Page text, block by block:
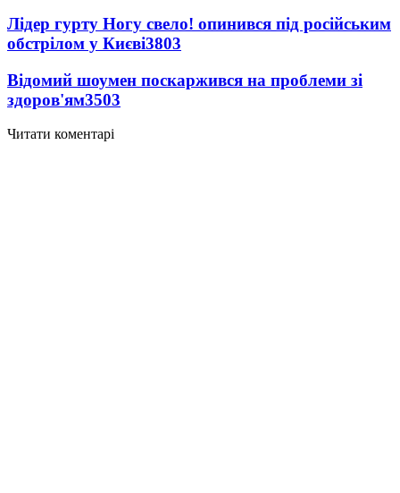
Лідер гурту Ногу свело! опинився під російським
обстрілом у Києві3803
Відомий шоумен поскаржився на проблеми зі
здоров'ям3503
Читати коментарі